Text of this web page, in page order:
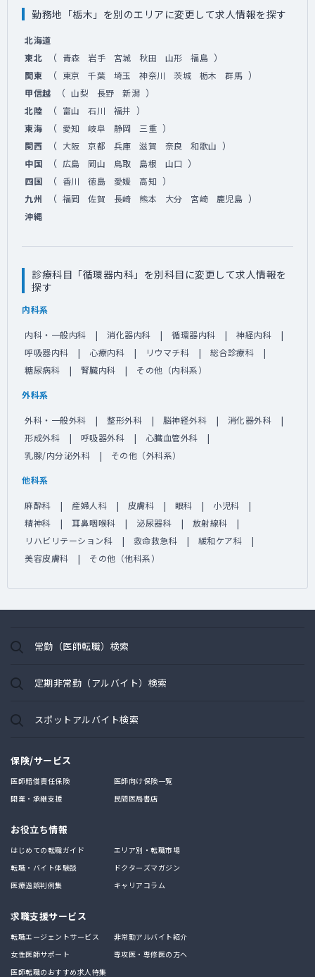
勤務地「栃木」を別のエリアに変更して求人情報を探す
北海道
東北
（ 青森 岩手 宮城 秋田 山形 福島 ）
関東 （ 東京 千葉 埼玉 神奈川 茨城 栃木 群馬 ）
甲信越 （ 山梨 長野 新潟 ）
北陸 （ 富山 石川 福井 ）
東海 （ 愛知 岐阜 静岡 三重 ）
関西 （ 大阪 京都 兵庫 滋賀 奈良 和歌山 ）
中国 （ 広島 岡山 鳥取 島根 山口 ）
四国 （ 香川 徳島 愛媛 高知 ）
九州 （ 福岡 佐賀 長崎 熊本 大分 宮崎 鹿児島 ）
沖縄
診療科目「循環器内科」を別科目に変更して求人情報を
探す
内科系
内科・一般内科 消化器内科 循環器内科
神経内科
呼吸器内科
心療内科 リウマチ科
総合診療科
糖尿病科
腎臓内科 その他（内科系）
外科系
外科・一般外科 整形外科 脳神経外科
消化器外科
形成外科
呼吸器外科
心臓血管外科
乳腺/内分泌外科
その他（外科系）
他科系
麻酔科 産婦人科 皮膚科 眼科
小児科
精神科
耳鼻咽喉科 泌尿器科
放射線科
リハビリテーション科
救命救急科
緩和ケア科
美容皮膚科
その他（他科系）
常勤（医師転職）検索
定期非常勤（アルバイト）検索
スポットアルバイト検索
保険/サービス
医師賠償責任保険
医師向け保険一覧
開業・承継支援
民間医局書店
お役立ち情報
はじめての転職ガイド
エリア別・転職市場
転職・バイト体験談
ドクターズマガジン
医療過誤判例集
キャリアコラム
求職支援サービス
転職エージェントサービス
非常勤アルバイト紹介
女性医師サポート
専攻医・専修医の方へ
医師転職のおすすめ求人特集